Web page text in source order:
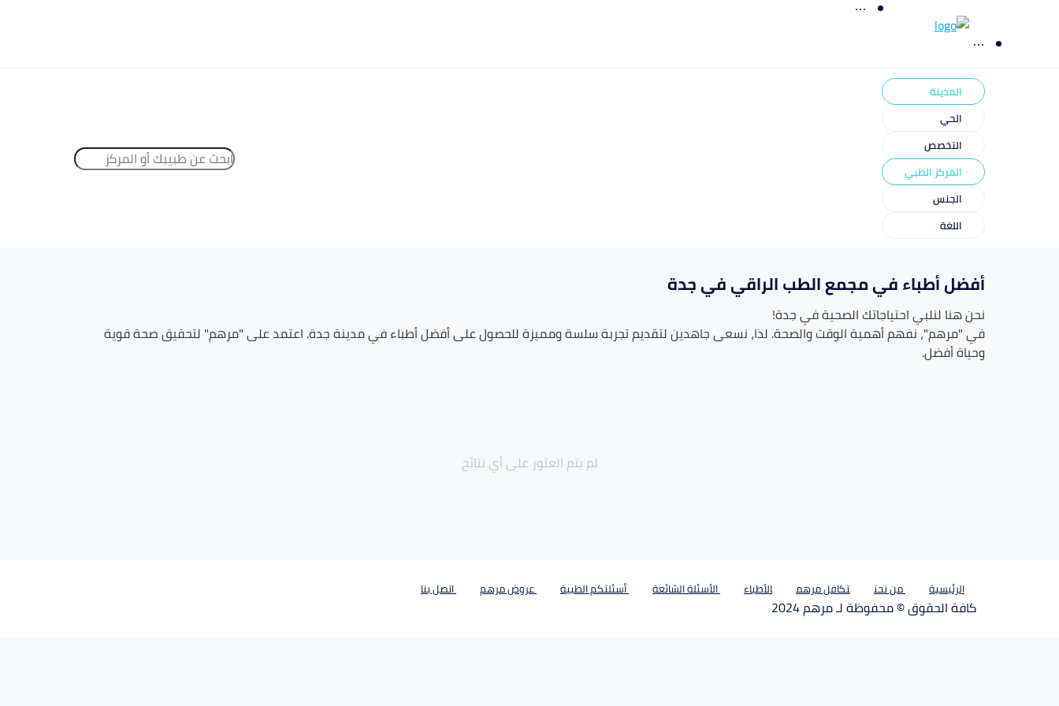
المدينة
الحي
التخصص
المركز الطبي
الجنس
اللغة
أفضل أطباء في مجمع الطب الراقي في جدة
نحن هنا لنلبي احتياجاتك الصحية فيجدة!
في "مرهم"، نفهم أهمية الوقت والصحة. لذا، نسعى جاهدين لتقديم تجربة سلسة ومميزة للحصول على أفضل أطباء في مدينةجدة. اعتمد على "مرهم" لتحقيق صحة قوية
وحياة أفضل.
لم يتم العثور على أي نتائج
الرئيسية من نحن تكافل مرهم الأطباء الأسئلة الشائعة أسئلتكم الطبية عروض مرهم اتصل بنا
كافة الحقوق © محفوظة لـ مرهم 2024